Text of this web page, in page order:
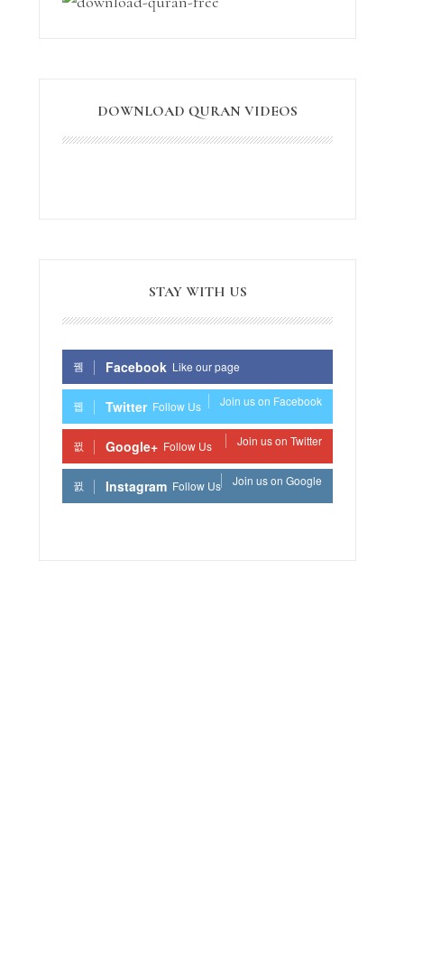
DOWNLOAD QURAN VIDEOS
STAY WITH US
Facebook Like our page
Join us on Facebook
Twitter Follow Us
Join us on Twitter
Google+ Follow Us
Join us on Google
Instagram Follow Us